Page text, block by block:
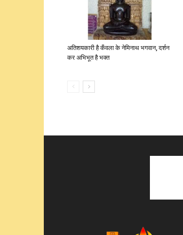
अतिशयकारी है कँवला के नेमिनाथ भगवान, दर्शन
कर अभिभूत है भक्त